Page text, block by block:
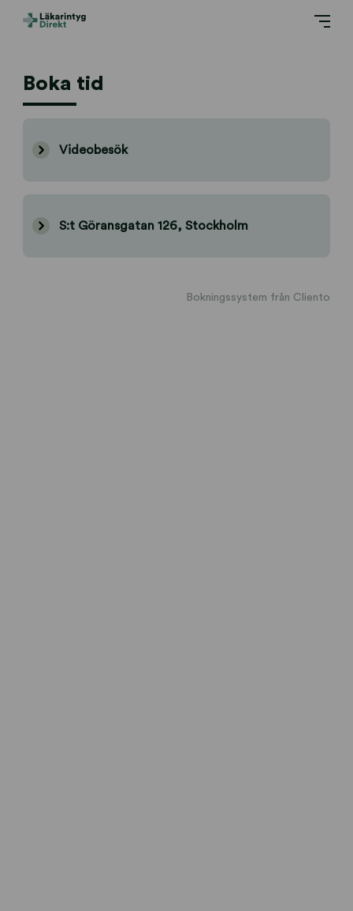
Boka tid
Videobesök
S:t Göransgatan 126, Stockholm
Bokningssystem från Cliento